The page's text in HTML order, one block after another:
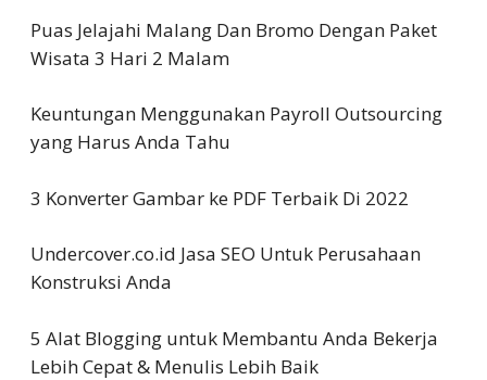
Puas Jelajahi Malang Dan Bromo Dengan Paket
Wisata 3 Hari 2 Malam
Keuntungan Menggunakan Payroll Outsourcing
yang Harus Anda Tahu
3 Konverter Gambar ke PDF Terbaik Di 2022
Undercover.co.id Jasa SEO Untuk Perusahaan
Konstruksi Anda
5 Alat Blogging untuk Membantu Anda Bekerja
Lebih Cepat & Menulis Lebih Baik